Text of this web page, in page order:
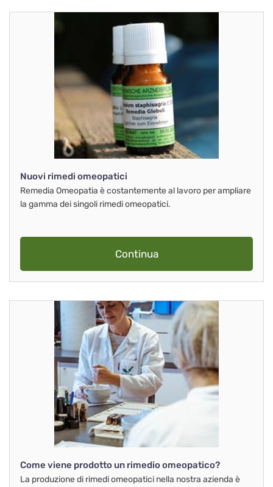
Nuovi rimedi omeopatici
Remedia Omeopatia è costantemente al lavoro per ampliare
la gamma dei singoli rimedi omeopatici.
Continua
Come viene prodotto un rimedio omeopatico?
La produzione di rimedi omeopatici nella nostra azienda è